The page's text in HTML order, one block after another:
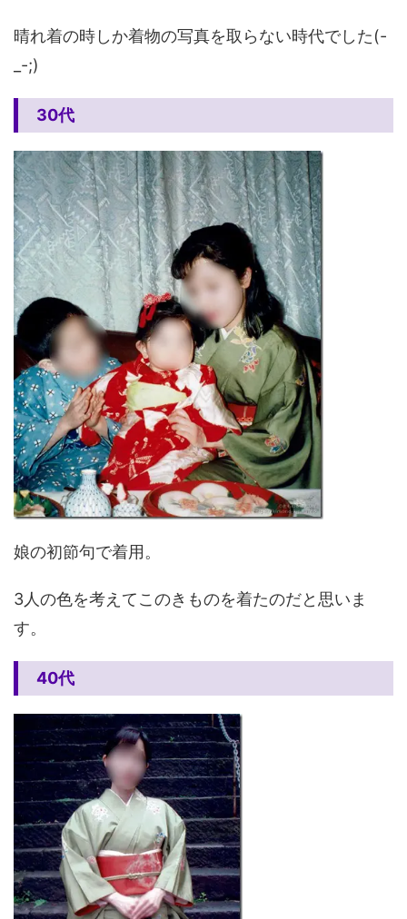
晴れ着の時しか着物の写真を取らない時代でした(-
_-;)
30代
娘の初節句で着用。
3人の色を考えてこのきものを着たのだと思いま
す。
40代